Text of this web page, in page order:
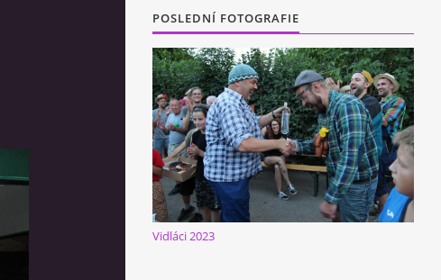
POSLEDNÍ FOTOGRAFIE
Vidláci 2023